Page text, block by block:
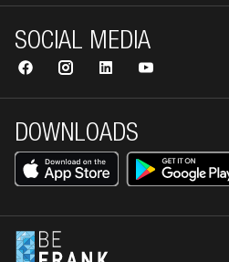
DOWNLOADS
SOCIAL MEDIA